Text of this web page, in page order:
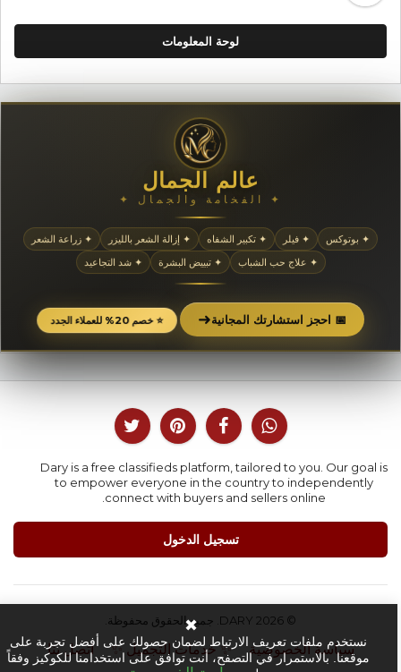
لوحة المعلومات
عالم الجمال
✦ الفخامة والجمال ✦
✦ بوتوكس ✦ فيلر ✦ تكبير الشفاه ✦ إزالة الشعر بالليزر
✦ زراعة الشعر
✦ علاج حب الشباب
✦ تبييض البشرة ✦ شد التجاعيد
📅 احجز استشارتك المجانية➜ ⭐ خصم 20% للعملاء الجدد
Dary is a free classifieds platform, tailored to you. Our goal is
to empower everyone in the country to independently
connect with buyers and sellers online.
تسجيل الدخول
© 2026 DARY. جميع الحقوق محفوظة.
سياسة الخصوصية ✨ خدمات التجميل ✨ اتصل بنا
✖
نستخدم ملفات تعريف الارتباط لضمان حصولك على أفضل تجربة على
موقعنا. بالاستمرار في التصفح، أنت توافق على استخدامنا للكوكيز وفقاً